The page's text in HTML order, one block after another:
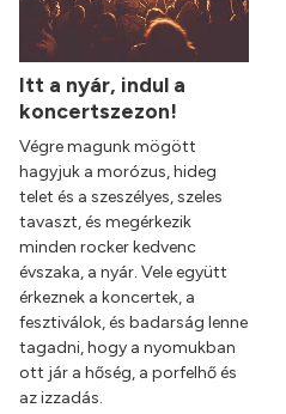
Itt a nyár, indul a
koncertszezon!
Végre magunk mögött
hagyjuk a morózus, hideg
telet és a szeszélyes, szeles
tavaszt, és megérkezik
minden rocker kedvenc
évszaka, a nyár. Vele együtt
érkeznek a koncertek, a
fesztiválok, és badarság lenne
tagadni, hogy a nyomukban
ott jár a hőség, a porfelhő és
az izzadás.